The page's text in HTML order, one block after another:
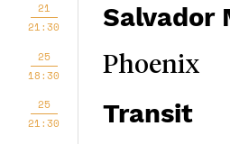
21
21:30
Salvador
25
18:30
Phoenix
25
21:30
Transit